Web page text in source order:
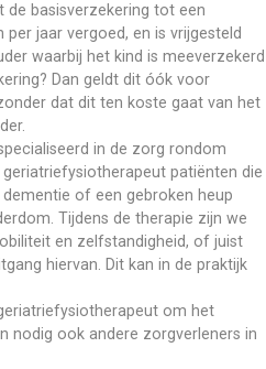
de basisverzekering tot een
jaar vergoed, en is vrijgesteld
waarbij het kind is meeverzekerd
Dan geldt dit óók voor
dat dit ten koste gaat van het
in de zorg rondom
patiënten die
of een gebroken heup
Tijdens de therapie zijn we
en zelfstandigheid, of juist
hiervan. Dit kan in de praktijk
om het
nodig ook andere zorgverleners in